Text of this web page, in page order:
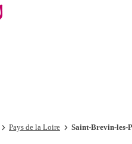
Pays de la Loire Saint-Brevin-les-